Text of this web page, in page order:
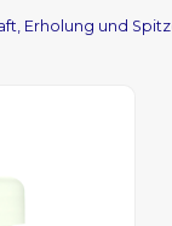
Erholung und